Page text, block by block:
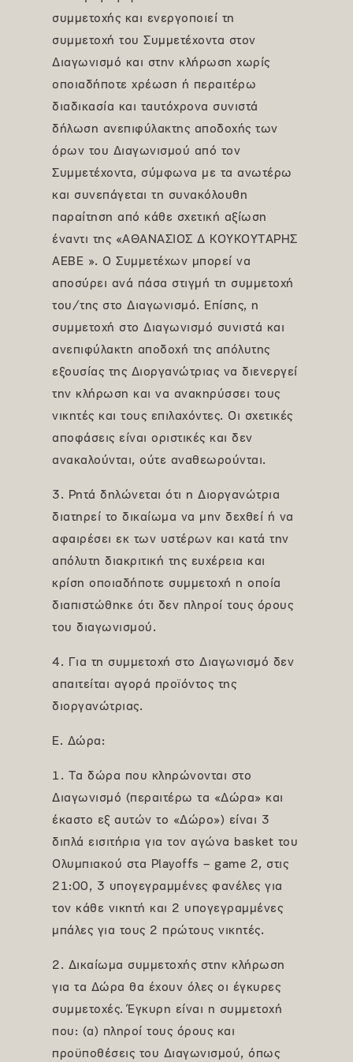
συμμετοχής και ενεργοποιεί τη
συμμετοχή του Συμμετέχοντα στον
Διαγωνισμό και στην κλήρωση χωρίς
οποιαδήποτε χρέωση ή περαιτέρω
διαδικασία και ταυτόχρονα συνιστά
δήλωση ανεπιφύλακτης αποδοχής των
όρων του Διαγωνισμού από τον
Συμμετέχοντα, σύμφωνα με τα ανωτέρω
και συνεπάγεται τη συνακόλουθη
παραίτηση από κάθε σχετική αξίωση
έναντι της «ΑΘΑΝΑΣΙΟΣ Δ ΚΟΥΚΟΥΤΑΡΗΣ
ΑΕΒΕ ». Ο Συμμετέχων μπορεί να
αποσύρει ανά πάσα στιγμή τη συμμετοχή
του/της στο Διαγωνισμό. Επίσης, η
συμμετοχή στο Διαγωνισμό συνιστά και
ανεπιφύλακτη αποδοχή της απόλυτης
εξουσίας της Διοργανώτριας να διενεργεί
την κλήρωση και να ανακηρύσσει τους
νικητές και τους επιλαχόντες. Οι σχετικές
αποφάσεις είναι οριστικές και δεν
ανακαλούνται, ούτε αναθεωρούνται.
3. Ρητά δηλώνεται ότι η Διοργανώτρια
διατηρεί το δικαίωμα να μην δεχθεί ή να
αφαιρέσει εκ των υστέρων και κατά την
απόλυτη διακριτική της ευχέρεια και
κρίση οποιαδήποτε συμμετοχή η οποία
διαπιστώθηκε ότι δεν πληροί τους όρους
του διαγωνισμού.
4. Για τη συμμετοχή στο Διαγωνισμό δεν
απαιτείται αγορά προϊόντος της
διοργανώτριας.
Ε. Δώρα:
1. Τα δώρα που κληρώνονται στο
Διαγωνισμό (περαιτέρω τα «Δώρα» και
έκαστο εξ αυτών το «Δώρο») είναι 3
διπλά εισιτήρια για τον αγώνα basket του
Ολυμπιακού στα Playoffs – game 2, στις
21:00, 3 υπογεγραμμένες φανέλες για
τον κάθε νικητή και 2 υπογεγραμμένες
μπάλες για τους 2 πρώτους νικητές.
2. Δικαίωμα συμμετοχής στην κλήρωση
για τα Δώρα θα έχουν όλες οι έγκυρες
συμμετοχές. Έγκυρη είναι η συμμετοχή
που: (α) πληροί τους όρους και
προϋποθέσεις του Διαγωνισμού, όπως